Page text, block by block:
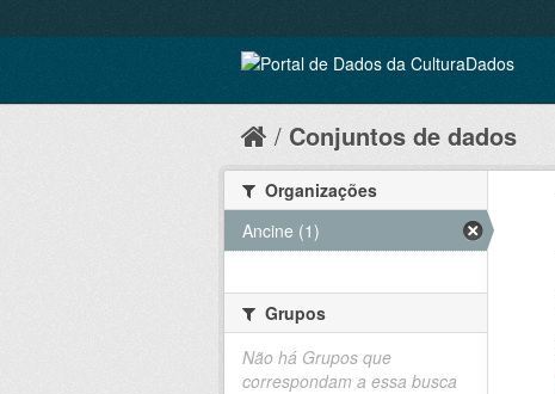
Conjuntos de dados
Organizações
Ancine (1)
Grupos
Não há Grupos que
correspondam a essa busca